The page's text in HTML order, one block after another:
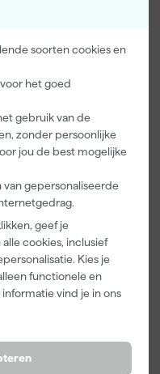
soorten cookies en
het goed
gebruik van de
zonder persoonlijke
jou de best mogelijke
gepersonaliseerde
geef je
cookies, inclusief
Kies je
functionele en
vind je in ons
AZ, XD High
maken er gebruik van.
de profschilder
kiezen graag voor dit
zijn er verschillende
ze allemaal in?
misschien wel de
regelmatig op radio
bekend om zijn zeer
zo’n 30 procent
zich prima verwerken.